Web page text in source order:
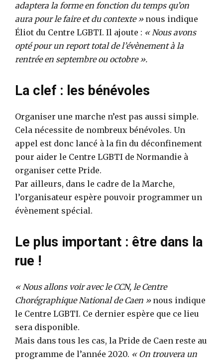
adaptera la forme en fonction du temps qu’on
aura pour le faire et du contexte »nous indique
Éliot du Centre LGBTI. Il ajoute : « Nous avons
opté pour un report total de l’évènement à la
rentrée en septembre ou octobre ».
La clef : les bénévoles
Organiser une marche n’est pas aussi simple.
Cela nécessite de nombreux bénévoles. Un
appel est donc lancé à la fin du déconfinement
pour aider le Centre LGBTI de Normandie à
organiser cette Pride.
Par ailleurs, dans le cadre de la Marche,
l’organisateur espère pouvoir programmer un
évènement spécial.
Le plus important : être dans la
rue !
« Nous allons voir avec le CCN, le Centre
Chorégraphique National de Caen »nous indique
le Centre LGBTI. Ce dernier espère que ce lieu
sera disponible.
Mais dans tous les cas, la Pride de Caen reste au
programme de l’année 2020. « On trouvera un